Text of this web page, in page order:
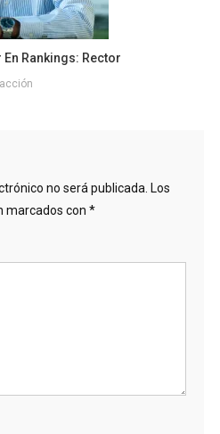
Rankings: Rector
no será publicada. Los
marcados con *